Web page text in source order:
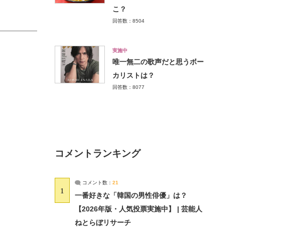
こ？
回答数：8504
実施中
唯一無二の歌声だと思うボー
カリストは？
回答数：8077
コメントランキング
1
コメント数： 21
一番好きな「韓国の男性俳優」は？
【2026年版・人気投票実施中】 | 芸能人
ねとらぼリサーチ